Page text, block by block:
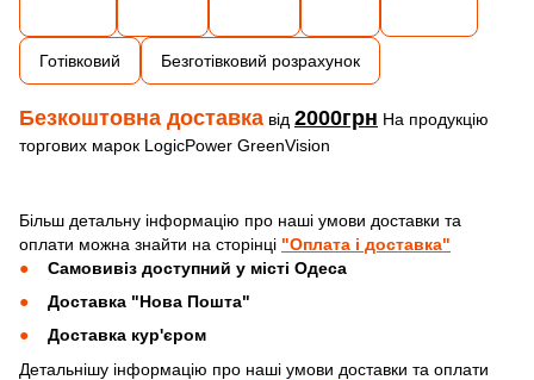
Готівковий Безготівковий розрахунок
Безкоштовна доставка від 2000грн На продукцію
торгових марок LogicPower GreenVision
Більш детальну інформацію про наші умови доставки та
оплати можна знайти на сторінці "Оплата і доставка"
Самовивіз доступний у місті Одеса
Доставка "Нова Пошта"
Доставка кур'єром
Детальнішу інформацію про наші умови доставки та оплати